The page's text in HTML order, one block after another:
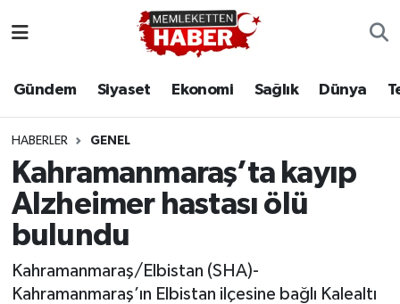
Gündem Siyaset Ekonomi Sağlık Dünya
HABERLER GENEL
Kahramanmaraş’ta kayıp
Alzheimer hastası ölü
bulundu
Kahramanmaraş/Elbistan (SHA)-
Kahramanmaraş’ın Elbistan ilçesine bağlı Kalealtı